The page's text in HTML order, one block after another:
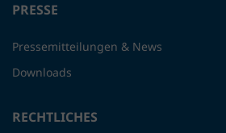
PRESSE
Pressemitteilungen & News
Downloads
RECHTLICHES